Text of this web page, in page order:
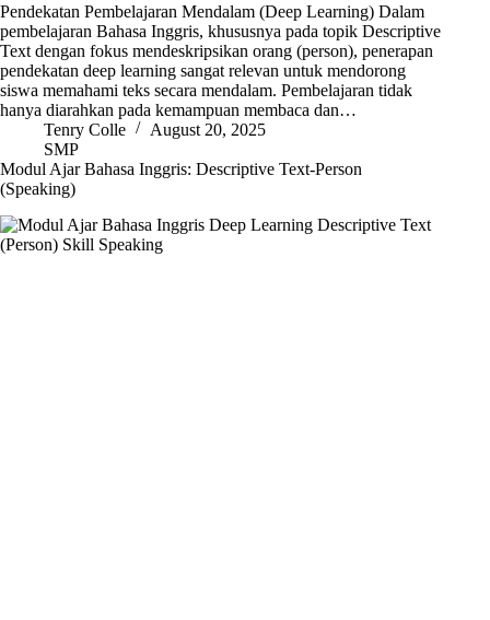
Pendekatan Pembelajaran Mendalam (Deep Learning) Dalam
pembelajaran Bahasa Inggris, khususnya pada topik Descriptive
Text dengan fokus mendeskripsikan orang (person), penerapan
pendekatan deep learning sangat relevan untuk mendorong
siswa memahami teks secara mendalam. Pembelajaran tidak
hanya diarahkan pada kemampuan membaca dan…
Tenry Colle
August 20, 2025
SMP
Modul Ajar Bahasa Inggris: Descriptive Text-Person
(Speaking)